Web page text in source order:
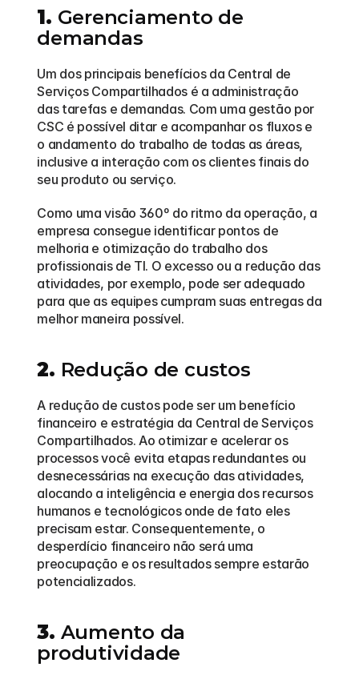
1. Gerenciamento de
demandas
Um dos principais benefícios da Central de
Serviços Compartilhados é a administração
das tarefas e demandas. Com uma gestão por
CSC é possível ditar e acompanhar os fluxos e
o andamento do trabalho de todas as áreas,
inclusive a interação com os clientes finais do
seu produto ou serviço.
Como uma visão 360º do ritmo da operação, a
empresa consegue identificar pontos de
melhoria e otimização do trabalho dos
profissionais de TI. O excesso ou a redução das
atividades, por exemplo, pode ser adequado
para que as equipes cumpram suas entregas da
melhor maneira possível.
2. Redução de custos
A redução de custos pode ser um benefício
financeiro e estratégia da Central de Serviços
Compartilhados. Ao otimizar e acelerar os
processos você evita etapas redundantes ou
desnecessárias na execução das atividades,
alocando a inteligência e energia dos recursos
humanos e tecnológicos onde de fato eles
precisam estar. Consequentemente, o
desperdício financeiro não será uma
preocupação e os resultados sempre estarão
potencializados.
3. Aumento da
produtividade